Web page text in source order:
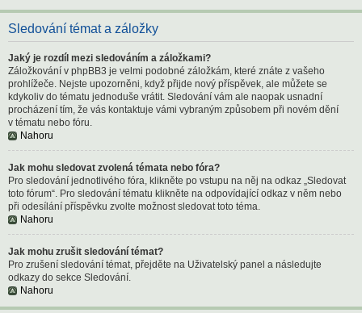
Sledování témat a záložky
Jaký je rozdíl mezi sledováním a záložkami?
Záložkování v phpBB3 je velmi podobné záložkám, které znáte z vašeho
prohlížeče. Nejste upozorněni, když přijde nový příspěvek, ale můžete se
kdykoliv do tématu jednoduše vrátit. Sledování vám ale naopak usnadní
procházení tím, že vás kontaktuje vámi vybraným způsobem při novém dění
v tématu nebo fóru.
Nahoru
Jak mohu sledovat zvolená témata nebo fóra?
Pro sledování jednotlivého fóra, klikněte po vstupu na něj na odkaz „Sledovat
toto fórum“. Pro sledování tématu klikněte na odpovídající odkaz v něm nebo
při odesílání příspěvku zvolte možnost sledovat toto téma.
Nahoru
Jak mohu zrušit sledování témat?
Pro zrušení sledování témat, přejděte na Uživatelský panel a následujte
odkazy do sekce Sledování.
Nahoru